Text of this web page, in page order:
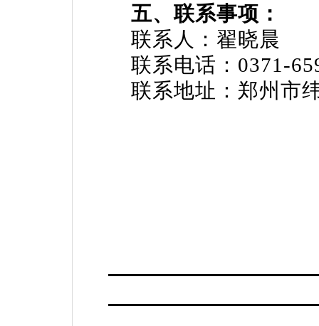
五、联系事项：
联系人：翟晓晨
联系电话：0371-
联系地址：郑州市